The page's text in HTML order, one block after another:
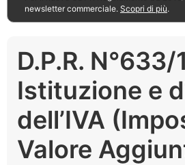
newsletter commerciale. Scopri di più.
D.P.R. N°633/
Istituzione e
dell’IVA
Valore